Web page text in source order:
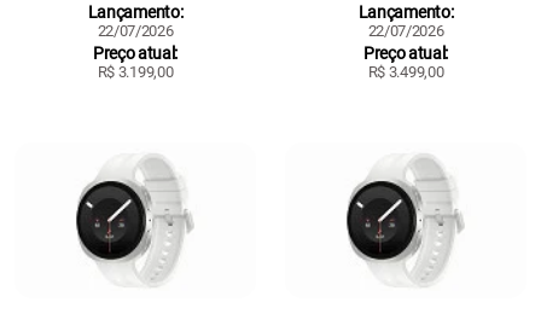
Lançamento:
22/07/2026
Preço atual:
R$ 3.199,00
Lançamento:
22/07/2026
Preço atual:
R$ 3.499,00